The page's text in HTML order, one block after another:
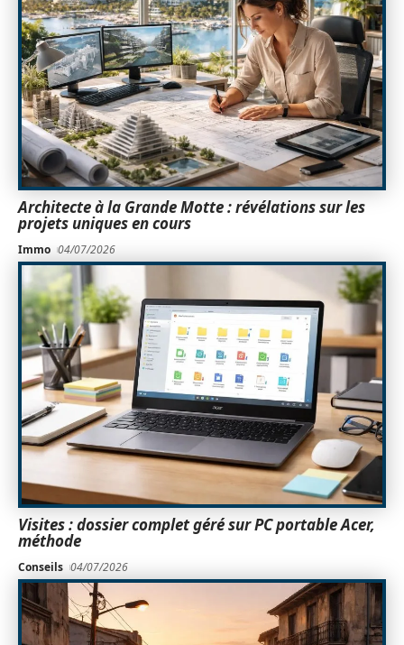
Architecte à la Grande Motte : révélations sur les
projets uniques en cours
Immo 04/07/2026
Visites : dossier complet géré sur PC portable Acer,
méthode
Conseils 04/07/2026